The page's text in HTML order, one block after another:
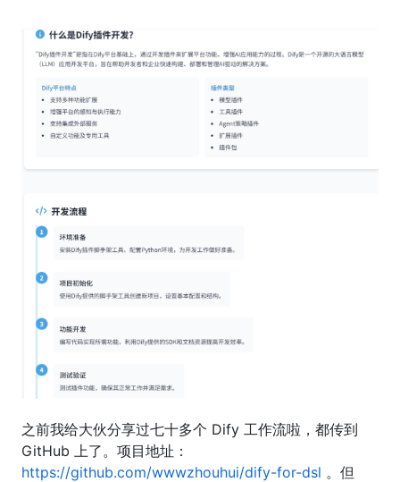
之前我给大伙分享过七十多个 Dify 工作流啦，都传到
GitHub 上了。项目地址：
https://github.com/wwwzhouhui/dify-for-dsl 。但